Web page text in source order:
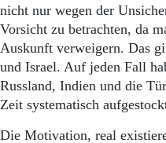
nicht nur wegen der
Vorsicht zu betrachten, da
Auskunft verweigern. Das
und Israel. Auf jeden Fall
Russland, Indien und die
Zeit systematisch
Die Motivation, real